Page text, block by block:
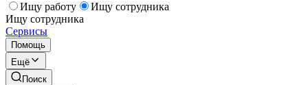
Ищу работу
Ищу сотрудника
Ищу сотрудника
Сервисы
Помощь
Ещё
Поиск